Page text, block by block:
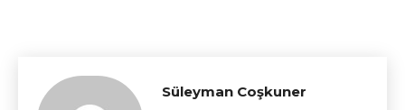
Süleyman Coşkuner